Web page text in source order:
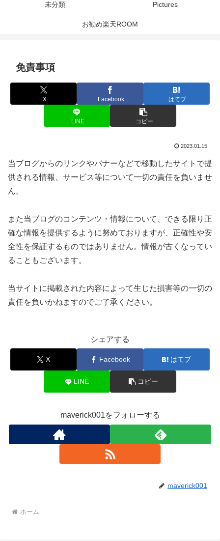
未分類 Pictures
お勧め楽天ROOM
免責事項
X Facebook はてブ
LINE コピー
2023.01.15
当ブログからのリンクやバナーなどで移動したサイトで提
供される情報、サービス等について一切の責任を負いませ
ん。
また当ブログのコンテンツ・情報について、できる限り正
確な情報を提供するように努めておりますが、正確性や安
全性を保証するものではありません。情報が古くなってい
ることもございます。
当サイトに掲載された内容によって生じた損害等の一切の
責任を負いかねますのでご了承ください。
シェアする
X Facebook はてブ
LINE コピー
maverick001をフォローする
maverick001
ホーム